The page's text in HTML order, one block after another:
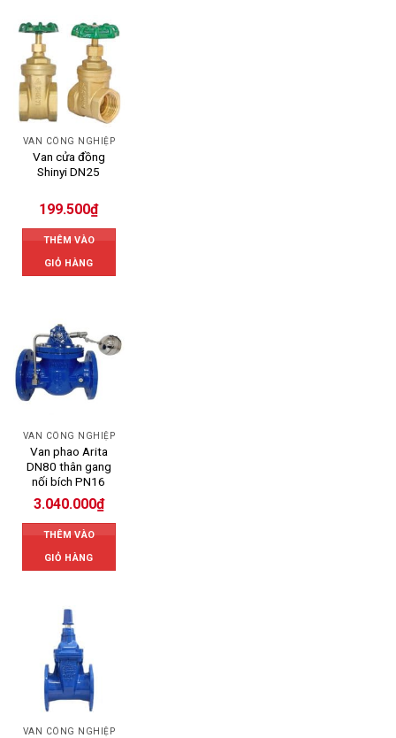
VAN CÔNG NGHIỆP
Van cửa đồng
Shinyi DN25
199.500₫
THÊM VÀO
GIỎ HÀNG
VAN CÔNG NGHIỆP
Van phao Arita
DN80 thân gang
nối bích PN16
3.040.000₫
THÊM VÀO
GIỎ HÀNG
VAN CÔNG NGHIỆP